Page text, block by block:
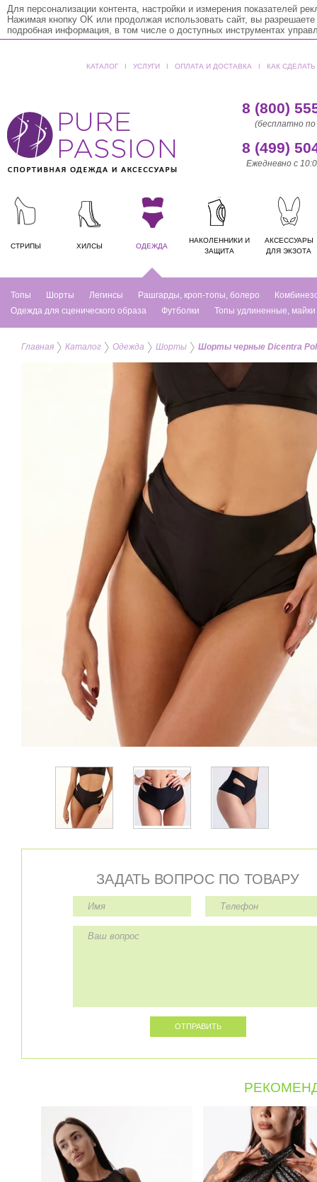
Для персонализации контента, настройки и измерения показателей
Нажимая кнопку OK или продолжая использовать сайт, вы
подробная информация, в том числе о доступных инструментах
КАТАЛОГ ǀ УСЛУГИ ǀ ОПЛАТА И ДОСТАВКА ǀ КАК СДЕЛАТЬ
8 (800)
(бесплатно по
8 (499)
Ежедневно с
СТРИПЫ ХИЛСЫ ОДЕЖДА
НАКОЛЕННИКИ И
ЗАЩИТА
АКСЕССУАРЫ
ДЛЯ ЭКЗОТА
Топы Шорты Легинсы Рашгарды, кроп-топы, болеро
Одежда для сценического образа
Футболки Топы удлиненные, майки
Главная Каталог Одежда Шорты Шорты черные Dicentra
ЗАДАТЬ ВОПРОС ПО ТОВАРУ